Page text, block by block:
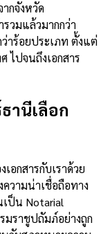
กจังหวัด
วมแล้วมากกว่า
าร้อยประเภท ตั้งแต่
ไปจนถึงเอกสาร
านีเลือก
อกสารกับเราด้วย
วามน่าเชื่อถือทาง
ป็น Notarial
มราชูปถัมภ์อย่างถูก